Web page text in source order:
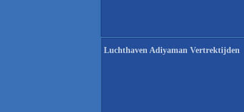
Luchthaven Adiyaman Vertrektijden